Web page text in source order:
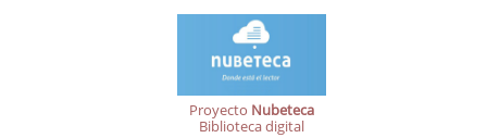
Proyecto Nubeteca
Biblioteca digital